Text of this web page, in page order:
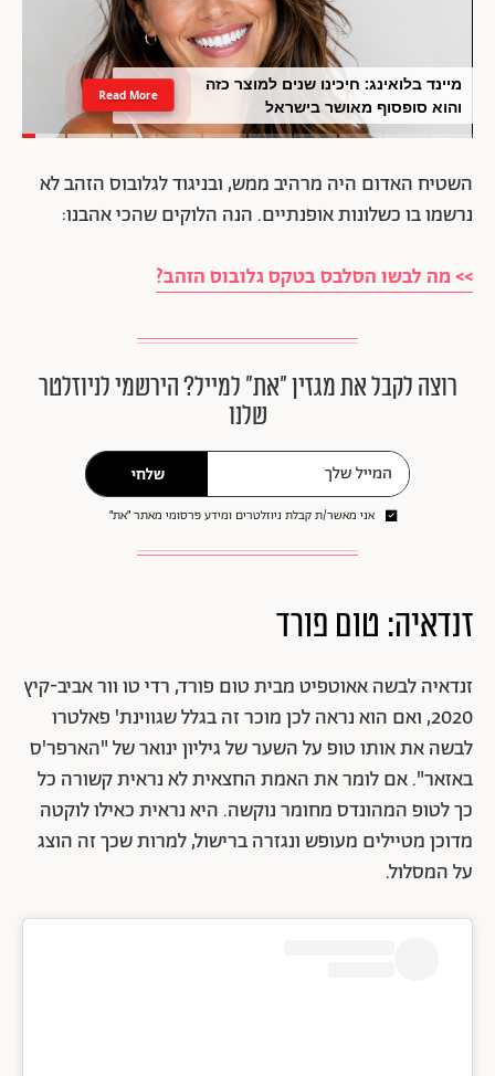
מיינד בלואינג: חיכינו שנים למוצר כזה
והוא סופסוף מאושר בישראל
Read More
השטיח האדום היה מרהיב ממש, ובניגוד לגלובוס הזהב לא
נרשמו בו כשלונות אופנתיים. הנה הלוקים שהכי אהבנו:
>> מה לבשו הסלבס בטקס גלובוס הזהב?
רוצה לקבל את מגזין ״את״ למייל? הירשמי לניוזלטר
שלנו
שלחי
אני מאשר/ת קבלת ניוזלטרים ומידע פרסומי מאתר ״את״
זנדאיה: טום פורד
זנדאיה לבשה אאוטפיט מבית טום פורד, רדי טו וור אביב-קיץ
2020, ואם הוא נראה לכן מוכר זה בגלל שגווינת' פאלטרו
לבשה את אותו טופ על השער של גיליון ינואר של "הארפר'ס
באזאר". אם לומר את האמת החצאית לא נראית קשורה כל
כך לטופ המהונדס מחומר נוקשה. היא נראית כאילו לוקטה
מדוכן מטיילים מעופש ונגזרה ברישול, למרות שכך זה הוצג
על המסלול.